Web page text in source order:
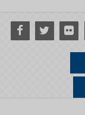
Facebook
Twitter Flickr